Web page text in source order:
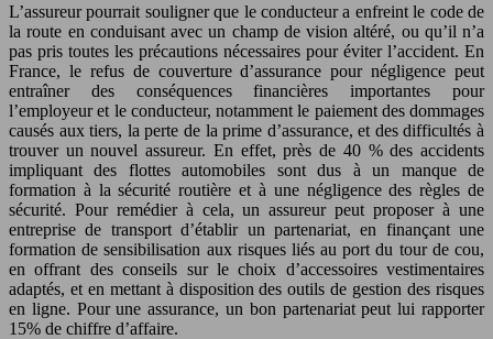
L’assureur pourrait souligner que le conducteur a enfreint le code de
la route en conduisant avec un champ de vision altéré, ou qu’il n’a
pas pris toutes les précautions nécessaires pour éviter l’accident. En
France, le refus de couverture d’assurance pour négligence peut
entraîner des conséquences financières importantes pour
l’employeur et le conducteur, notamment le paiement des dommages
causés aux tiers, la perte de la prime d’assurance, et des difficultés à
trouver un nouvel assureur. En effet, près de 40 % des accidents
impliquant des flottes automobiles sont dus à un manque de
formation à la sécurité routière et à une négligence des règles de
sécurité. Pour remédier à cela, un assureur peut proposer à une
entreprise de transport d’établir un partenariat, en finançant une
formation de sensibilisation aux risques liés au port du tour de cou,
en offrant des conseils sur le choix d’accessoires vestimentaires
adaptés, et en mettant à disposition des outils de gestion des risques
en ligne. Pour une assurance, un bon partenariat peut lui rapporter
15% de chiffre d’affaire.